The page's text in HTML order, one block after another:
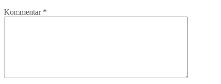
Kommentar *